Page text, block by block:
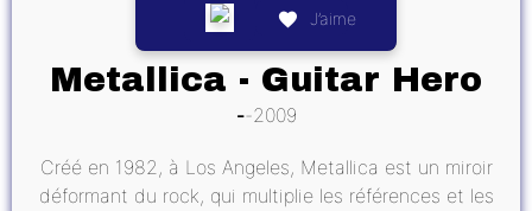
J’aime
Metallica - Guitar Hero
2009
Créé en 1982, à Los Angeles, Metallica est un miroir
déformant du rock, qui multiplie les références et les